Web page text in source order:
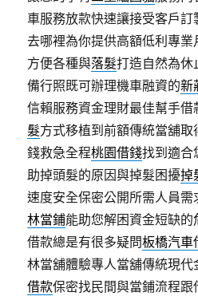
車服務放款快速讓接受客戶訂
去哪裡為你提供高額低利專
方便各種與落髮打造自然為休
備行照既可辦理機車融資的新
信賴服務資金理財最佳幫手
髮方式移植到前額傳統當舖
錢救急全程桃園借錢找到適合
助掉頭髮的原因與掉髮困擾掉
速度安全保密公開所需人員
林當鋪能助您解困資金短缺
借款總是有很多疑問板橋汽車
林當舖體驗專人當舖傳統現代
借款保密找民間與當鋪流程